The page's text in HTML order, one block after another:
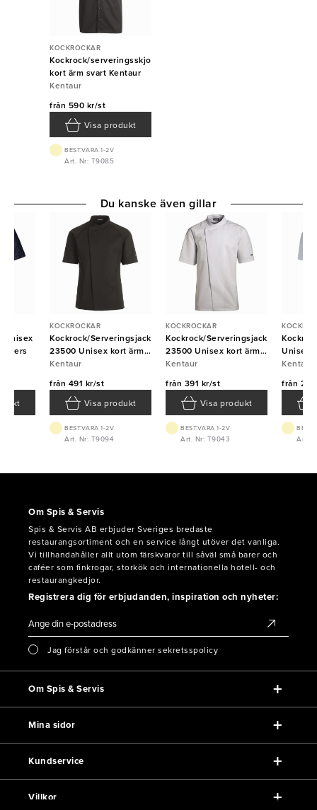
KOCKROCKAR
Kockrock/serveringsskjorta
kort ärm svart Kentaur
Kentaur
från 590 kr/st
Visa produkt
BEST.VARA 1-2V
Art. Nr: T9085
unisex
KOCKROCKAR
Kockrock/Serveringsjacka
23500 Unisex kort ärm
Svart Kentaur
Kentaur
från 491 kr/st
Visa produkt
BEST.VARA 1-2V
Art. Nr: T9094
KOCKROCKAR
Kockrock/Serveringsjacka
23500 Unisex kort ärm
vit Kentaur
Kentaur
från 391 kr/st
Visa produkt
BEST.VARA 1-2V
Art. Nr: T9043
Unisex
Kentaur
Kentaur
från
Art.
Du kanske även gillar
Om Spis & Servis
Spis & Servis AB erbjuder Sveriges bredaste
restaurangsortiment och en service långt utöver det vanliga.
Vi tillhandahåller allt utom färskvaror till såväl små barer och
caféer som finkrogar, storkök och internationella hotell- och
restaurangkedjor.
Registrera dig för erbjudanden, inspiration och nyheter:
Jag förstår och godkänner sekretsspolicy
Om Spis & Servis
Mina sidor
Kundservice
Villkor